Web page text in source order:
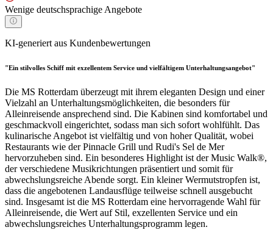
Wenige deutschsprachige Angebote
KI-generiert aus Kundenbewertungen
"Ein stilvolles Schiff mit exzellentem Service und vielfältigem Unterhaltungsangebot"
Die MS Rotterdam überzeugt mit ihrem eleganten Design und einer
Vielzahl an Unterhaltungsmöglichkeiten, die besonders für
Alleinreisende ansprechend sind. Die Kabinen sind komfortabel und
geschmackvoll eingerichtet, sodass man sich sofort wohlfühlt. Das
kulinarische Angebot ist vielfältig und von hoher Qualität, wobei
Restaurants wie der Pinnacle Grill und Rudi's Sel de Mer
hervorzuheben sind. Ein besonderes Highlight ist der Music Walk®,
der verschiedene Musikrichtungen präsentiert und somit für
abwechslungsreiche Abende sorgt. Ein kleiner Wermutstropfen ist,
dass die angebotenen Landausflüge teilweise schnell ausgebucht
sind. Insgesamt ist die MS Rotterdam eine hervorragende Wahl für
Alleinreisende, die Wert auf Stil, exzellenten Service und ein
abwechslungsreiches Unterhaltungsprogramm legen.